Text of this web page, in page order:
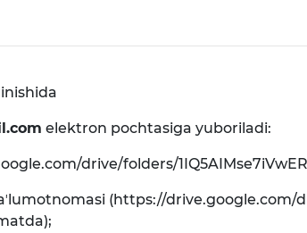
elektron pochtasiga yuboriladi:
drive/folders/
(https://drive.google.com/